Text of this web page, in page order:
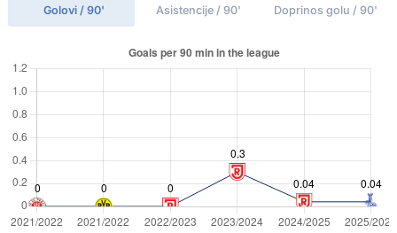
Golovi / 90' Asistencije / 90' Doprinos golu / 90'